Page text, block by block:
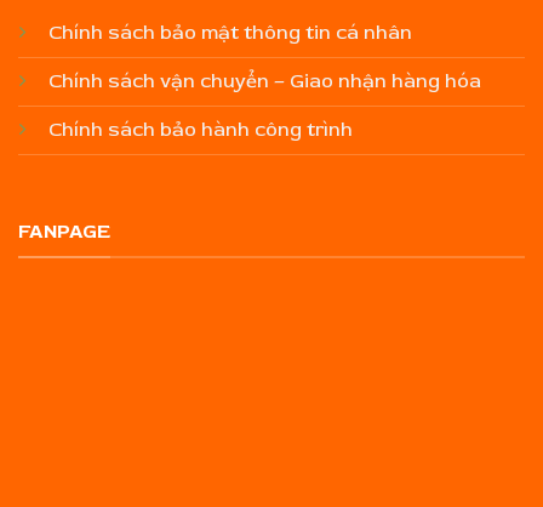
Chính sách bảo mật thông tin cá nhân
Chính sách vận chuyển – Giao nhận hàng hóa
Chính sách bảo hành công trình
FANPAGE